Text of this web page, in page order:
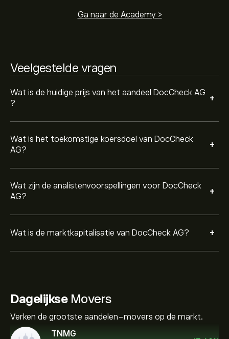
Ga naar de Academy >
Veelgestelde vragen
Wat is de huidige prijs van het aandeel DocCheck AG
?
+
Wat is het toekomstige koersdoel van DocCheck
AG?
+
Wat zijn de analistenvoorspellingen voor DocCheck
AG?
+
voor toekomstige koersbewegingen.
Wat is de marktkapitalisatie van DocCheck AG? +
De marktkapitalisatie van DocCheck AG is 57.84M‎€‎
DagelijkseMovers
Verken de grootste aandelen-movers op de markt.
TNMG